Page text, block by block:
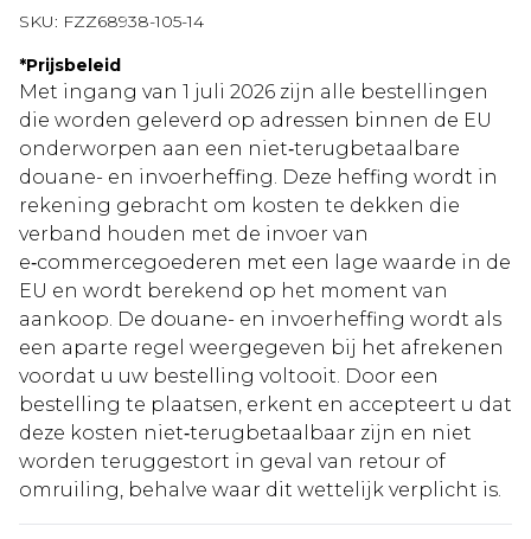
SKU: FZZ68938-105-14
*Prijsbeleid
Met ingang van 1 juli 2026 zijn alle bestellingen
die worden geleverd op adressen binnen de EU
onderworpen aan een niet‑terugbetaalbare
douane- en invoerheffing. Deze heffing wordt in
rekening gebracht om kosten te dekken die
verband houden met de invoer van
e‑commercegoederen met een lage waarde in de
EU en wordt berekend op het moment van
aankoop. De douane- en invoerheffing wordt als
een aparte regel weergegeven bij het afrekenen
voordat u uw bestelling voltooit. Door een
bestelling te plaatsen, erkent en accepteert u dat
deze kosten niet‑terugbetaalbaar zijn en niet
worden teruggestort in geval van retour of
omruiling, behalve waar dit wettelijk verplicht is.